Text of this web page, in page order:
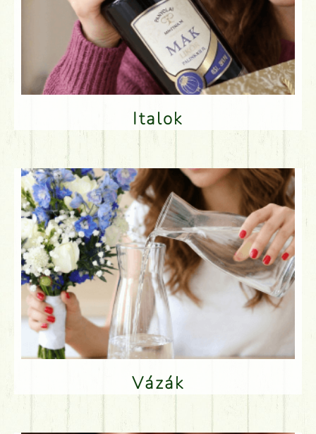
Italok
Vázák